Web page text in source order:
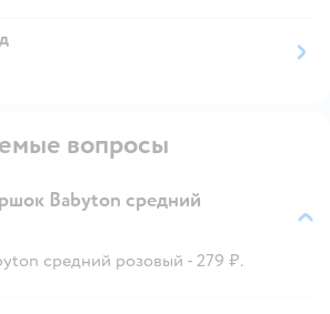
вопросы
Babyton средний
средний розовый - 279 ₽.